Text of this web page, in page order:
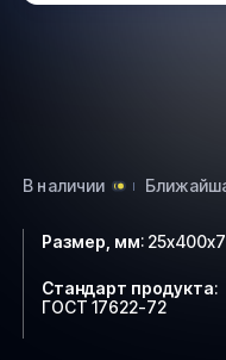
В наличии
Размер, мм:
Стандарт продукта:
ГОСТ 17622-72